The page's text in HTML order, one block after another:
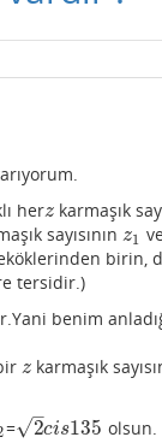
herz
z karmaşık
sayısınınz1
z1
birin,
tersidir.)
benim
z
z karmaşık
= 2
–
√ cis135
2cis135
olsun.